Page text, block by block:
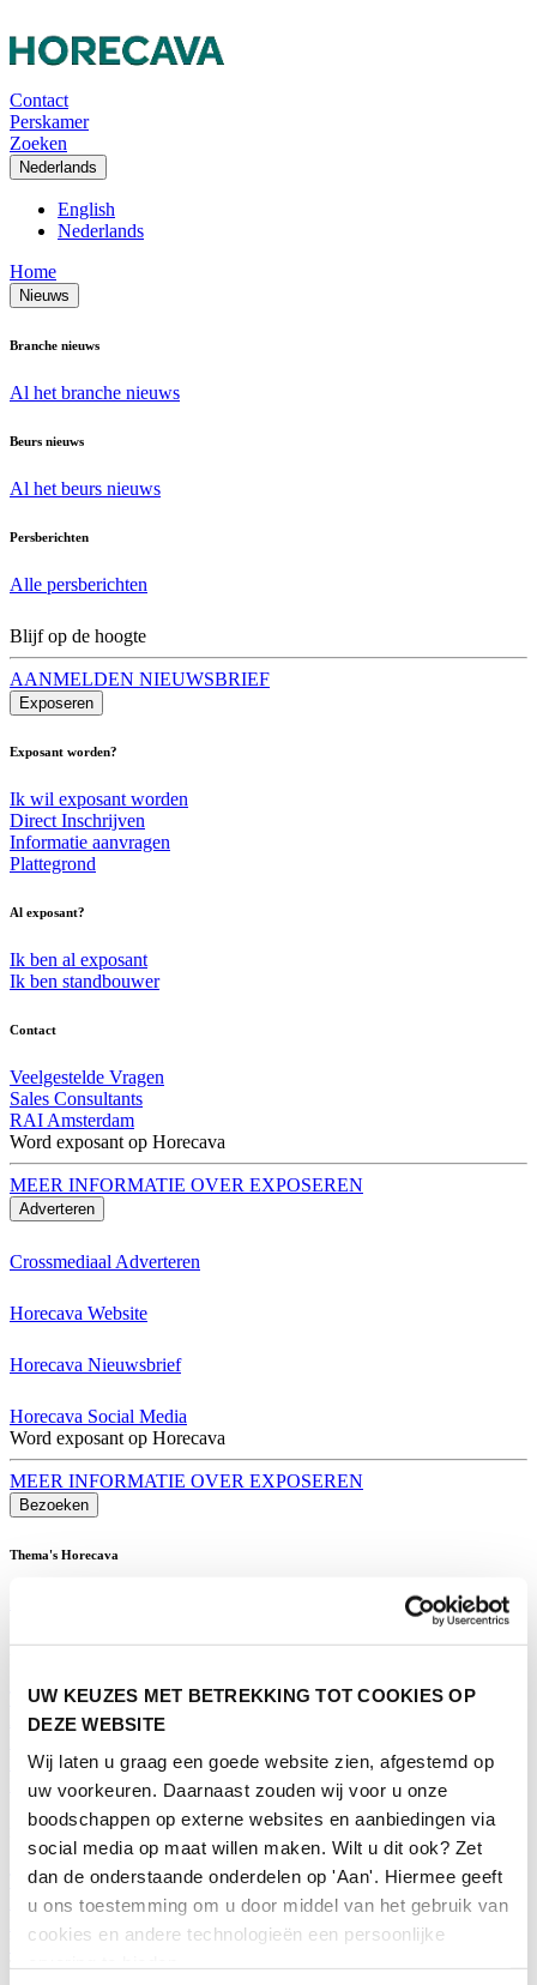
UW KEUZES MET BETREKKING TOT COOKIES OP
DEZE WEBSITE
Wij laten u graag een goede website zien, afgestemd op
uw voorkeuren. Daarnaast zouden wij voor u onze
boodschappen op externe websites en aanbiedingen via
social media op maat willen maken. Wilt u dit ook? Zet
dan de onderstaande onderdelen op 'Aan'. Hiermee geeft
u ons toestemming om u door middel van het gebruik van
cookies en andere technologieën een persoonlijke
Contact
Perskamer
Zoeken
Nederlands
English
Nederlands
Home
Nieuws
Branche nieuws
Al het branche nieuws
Beurs nieuws
Al het beurs nieuws
Persberichten
Alle persberichten
Blijf op de hoogte
AANMELDEN NIEUWSBRIEF
Exposeren
Exposant worden?
Ik wil exposant worden
Direct Inschrijven
Informatie aanvragen
Plattegrond
Al exposant?
Ik ben al exposant
Ik ben standbouwer
Contact
Veelgestelde Vragen
Sales Consultants
RAI Amsterdam
Word exposant op Horecava
MEER INFORMATIE OVER EXPOSEREN
Adverteren
Crossmediaal Adverteren
Horecava Website
Horecava Nieuwsbrief
Horecava Social Media
Word exposant op Horecava
MEER INFORMATIE OVER EXPOSEREN
Bezoeken
Thema's Horecava
Programma
Terugblik
Activiteiten
Plattegrond
Programma
Bezoekersinformatie
Tickets
Bezoekersinformatie
Bereikbaarheid Horecava
Veelgestelde Vragen
Ticket kopen voor Horecava